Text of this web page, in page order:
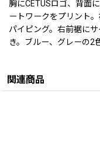
胸にCETUSロゴ、背面
ートワークをプリント
パイピング。右前裾に
き。ブルー、グレーの2
関連商品